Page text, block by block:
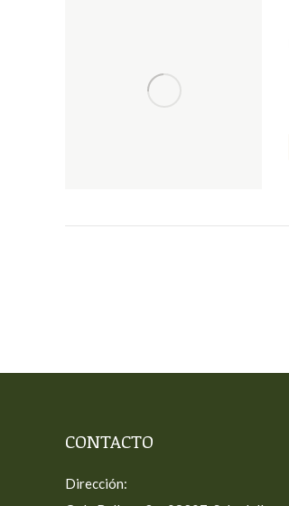
CONTACTO
Dirección: